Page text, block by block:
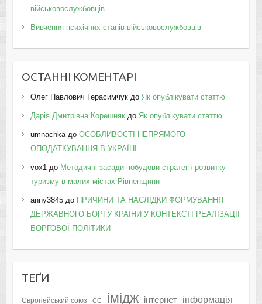
військовослужбовців
Вивчення психічних станів військовослужбовців
ОСТАННІ КОМЕНТАРІ
Олег Павлович Герасимчукдо Як опублікувати статтю
Дарія Дмитрівна Корешнякдо Як опублікувати статтю
umnachkaдо ОСОБЛИВОСТІ НЕПРЯМОГО
ОПОДАТКУВАННЯ В УКРАЇНІ
vox1до Методичні засади побудови стратегії розвитку
туризму в малих містах Рівненщини
anny3845до ПРИЧИНИ ТА НАСЛІДКИ ФОРМУВАННЯ
ДЕРЖАВНОГО БОРГУ КРАЇНИ У КОНТЕКСТІ РЕАЛІЗАЦІЇ
БОРГОВОЇ ПОЛІТИКИ
ТЕҐИ
Європейський союз ЄС імідж інтернет інформація